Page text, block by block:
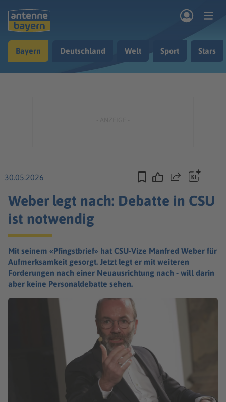
Musik & Radio
Bayern Deutschland Welt Sport Stars
30.05.2026 Teilen
Weber legt nach: Debatte in CSU
ist notwendig
Mit seinem «Pfingstbrief» hat CSU-Vize Manfred Weber für
Aufmerksamkeit gesorgt. Jetzt legt er mit weiteren
Forderungen nach einer Neuausrichtung nach - will darin
aber keine Personaldebatte sehen.